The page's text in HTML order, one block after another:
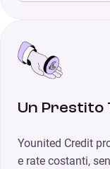
Un Prestito
Younited Credit
e rate costanti,